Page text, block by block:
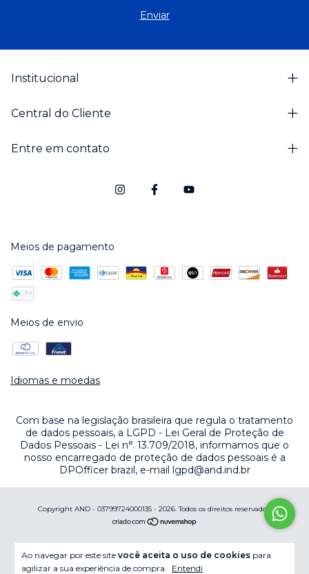
Ao navegar por este site você aceita o uso de cookies para
agilizar a sua experiência de compra. Entendi
Institucional
Central do Cliente
Entre em contato
Meios de pagamento
Meios de envio
Idiomas e moedas
Com base na legislação brasileira que regula o tratamento
de dados pessoais, a LGPD - Lei Geral de Proteção de
Dados Pessoais - Lei n°. 13.709/2018, informamos que o
nosso encarregado de proteção de dados pessoais é a
DPOfficer brazil, e-mail lgpd@and.ind.br
Copyright AND - 03799724000135 - 2026. Todos os direitos reservados.